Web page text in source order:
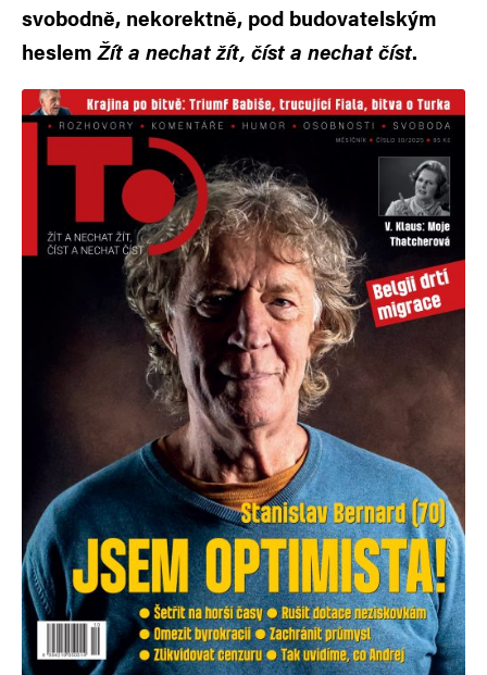
svobodně, nekorektně, pod budovatelským
heslemŽít a nechat žít, číst a nechat číst.